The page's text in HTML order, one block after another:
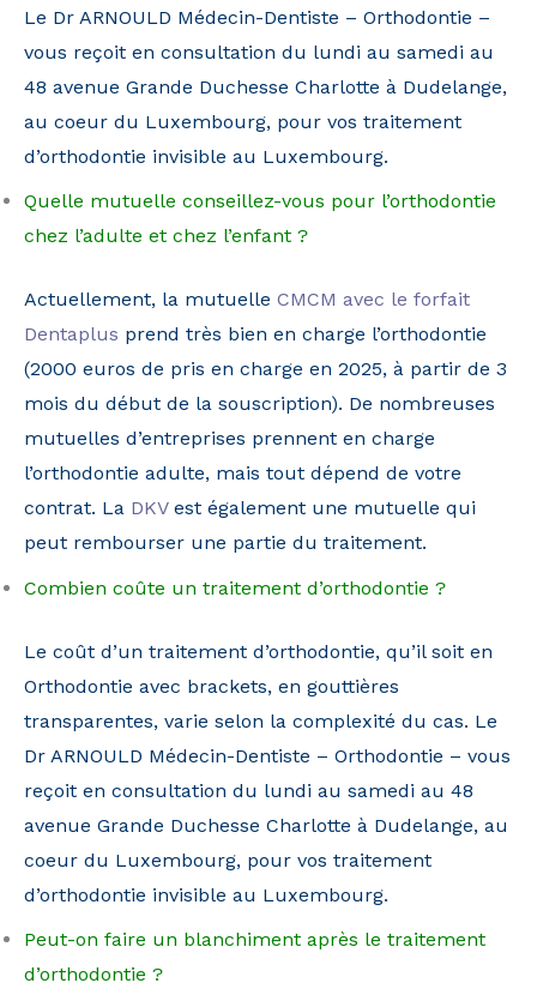
Le Dr ARNOULD Médecin-Dentiste – Orthodontie –
vous reçoit en consultation du lundi au samedi au
48 avenue Grande Duchesse Charlotte à Dudelange,
au coeur du Luxembourg, pour vos traitement
d’orthodontie invisible au Luxembourg.
Quelle mutuelle conseillez-vous pour l’orthodontie
chez l’adulte et chez l’enfant ?
Actuellement, la mutuelle CMCM avec le forfait
Dentaplus prend très bien en charge l’orthodontie
(2000 euros de pris en charge en 2025, à partir de 3
mois du début de la souscription). De nombreuses
mutuelles d’entreprises prennent en charge
l’orthodontie adulte, mais tout dépend de votre
contrat. La DKVest également une mutuelle qui
peut rembourser une partie du traitement.
Combien coûte un traitement d’orthodontie ?
Le coût d’un traitement d’orthodontie, qu’il soit en
Orthodontie avec brackets, en gouttières
transparentes, varie selon la complexité du cas. Le
Dr ARNOULD Médecin-Dentiste – Orthodontie – vous
reçoit en consultation du lundi au samedi au 48
avenue Grande Duchesse Charlotte à Dudelange, au
coeur du Luxembourg, pour vos traitement
d’orthodontie invisible au Luxembourg.
Peut-on faire un blanchiment après le traitement
d’orthodontie ?